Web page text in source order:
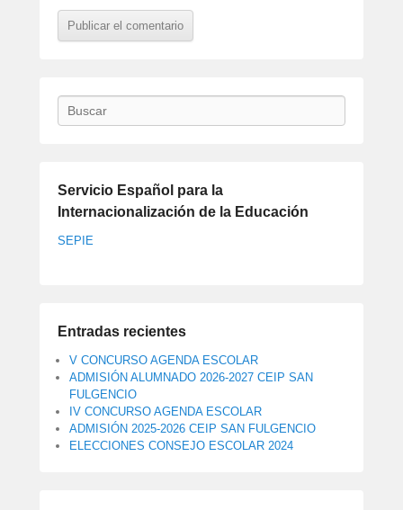
Buscar
Servicio Español para la
Internacionalización de la Educación
SEPIE
Entradas recientes
V CONCURSO AGENDA ESCOLAR
ADMISIÓN ALUMNADO 2026-2027 CEIP SAN
FULGENCIO
IV CONCURSO AGENDA ESCOLAR
ADMISIÓN 2025-2026 CEIP SAN FULGENCIO
ELECCIONES CONSEJO ESCOLAR 2024